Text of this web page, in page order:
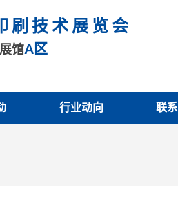
刷技术展览会
馆A区
行业动向 联